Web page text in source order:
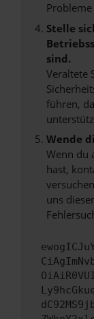
Stelle
sind.
Veraltete
führen,
Wende
Wenn du
hast,
uns